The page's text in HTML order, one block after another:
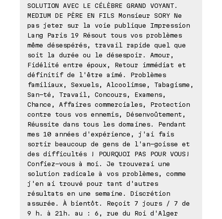
SOLUTION AVEC LE CÉLÈBRE GRAND VOYANT.
MEDIUM DE PÈRE EN FILS Monsieur SORY Ne
pas jeter sur la voie publique Impression
Lang Paris 19 Résout tous vos problèmes
même désespérés, travail rapide quel que
soit la durée ou le désespoir. Amour,
Fidélité entre époux, Retour immédiat et
définitif de l'être aimé. Problèmes
familiaux, Sexuels, Alcoolimse, Tabagisme,
San-té, Travail, Concours, Examens,
Chance, Affaires commerciales, Protection
contre tous vos ennemis, Désenvoûtement,
Réussite dans tous les domaines. Pendant
mes 10 années d'expérience, j'ai fais
sortir beaucoup de gens de l'an-goisse et
des difficultés ! POURQUOI PAS POUR VOUS!
Confiez-vous à moi. Je trouverai une
solution radicale à vos problèmes, comme
j'en ai trouvé pour tant d'autres
résultats en une semaine. Discrétion
assurée. À bientôt. Reçoit 7 jours / 7 de
9 h. à 21h. au : 6, rue du Roi d'Alger